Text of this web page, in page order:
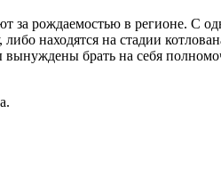
за рождаемостью в регионе. С
находятся на стадии
вынуждены брать на себя